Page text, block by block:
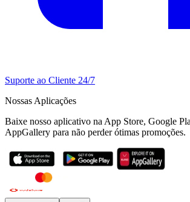
Suporte ao Cliente 24/7
Nossas Aplicações
Baixe nosso aplicativo na App Store, Google
AppGallery para não perder ótimas promoções.